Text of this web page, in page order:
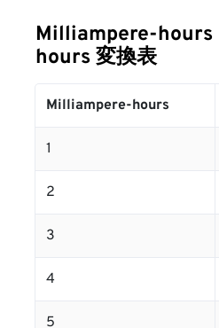
Milliampere-hours
hours 変換表
Milliampere-hours
1
2
3
4
5